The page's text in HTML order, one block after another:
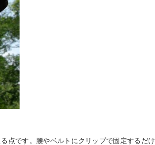
点です。腰やベルトにクリップで固定するだけ